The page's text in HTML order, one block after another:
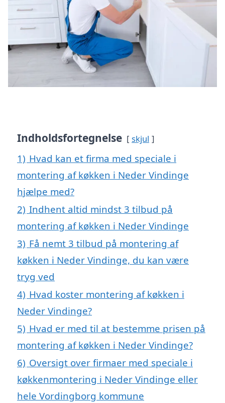
Indholdsfortegnelse skjul
1) Hvad kan et firma med speciale i
montering af køkken i Neder Vindinge
hjælpe med?
2) Indhent altid mindst 3 tilbud på
montering af køkken i Neder Vindinge
3) Få nemt 3 tilbud på montering af
køkken i Neder Vindinge, du kan være
tryg ved
4) Hvad koster montering af køkken i
Neder Vindinge?
5) Hvad er med til at bestemme prisen på
montering af køkken i Neder Vindinge?
6) Oversigt over firmaer med speciale i
køkkenmontering i Neder Vindinge eller
hele Vordingborg kommune